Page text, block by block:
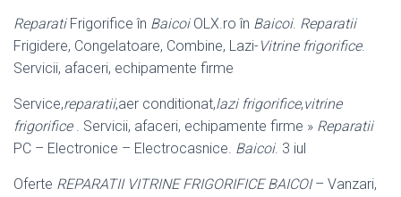
ReparatiFrigorifice în BaicoiOLX.ro în Baicoi. Reparatii
Frigidere, Congelatoare, Combine, Lazi- Vitrine frigorifice.
Servicii, afaceri, echipamente firme
Service,reparatii,aer conditionat,lazi frigorifice,vitrine
frigorifice. Servicii, afaceri, echipamente firme » Reparatii
PC – Electronice – Electrocasnice. Baicoi. 3 iul
Oferte REPARATII VITRINE FRIGORIFICE BAICOI– Vanzari,